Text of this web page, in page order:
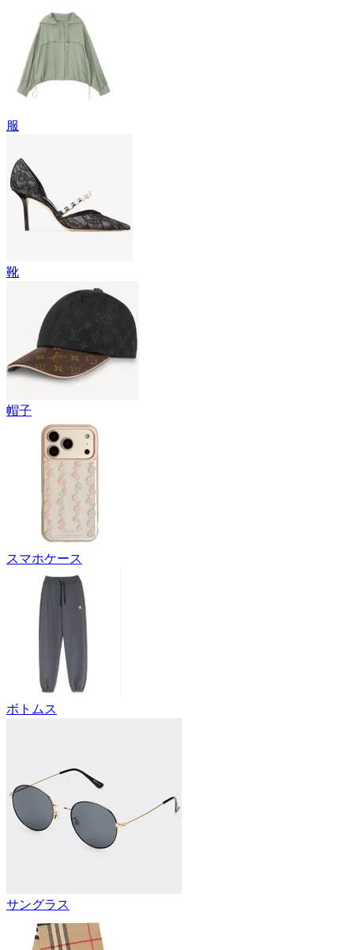
服
靴
帽子
スマホケース
ボトムス
サングラス